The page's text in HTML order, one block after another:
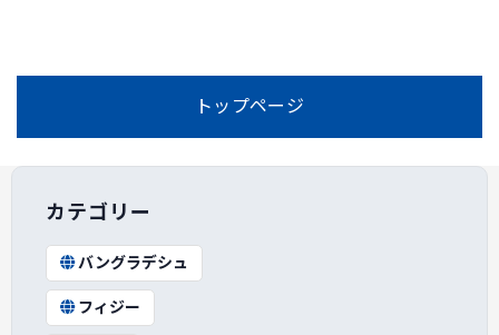
トップページ
カテゴリー
バングラデシュ
フィジー